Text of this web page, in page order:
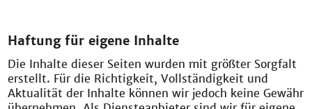
Haftung für eigene Inhalte
Die Inhalte dieser Seiten wurden mit größter Sorgfalt
erstellt. Für die Richtigkeit, Vollständigkeit und
Aktualität der Inhalte können wir jedoch keine Gewähr